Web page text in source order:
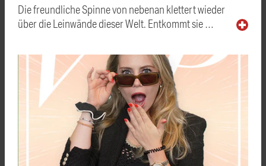
Die freundliche Spinne von nebenan klettert wieder
über die Leinwände dieser Welt. Entkommt sie …